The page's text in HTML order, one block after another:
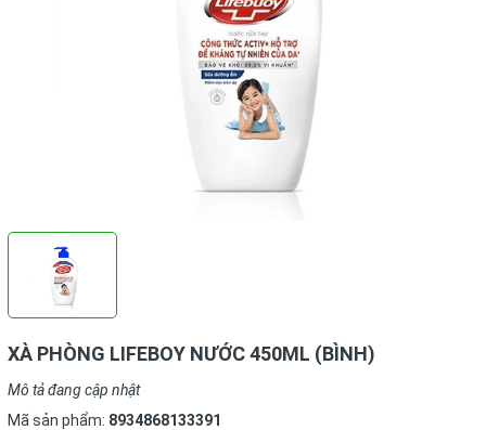
XÀ PHÒNG LIFEBOY NƯỚC 450ML (BÌNH)
Mô tả đang cập nhật
Mã sản phẩm: 8934868133391